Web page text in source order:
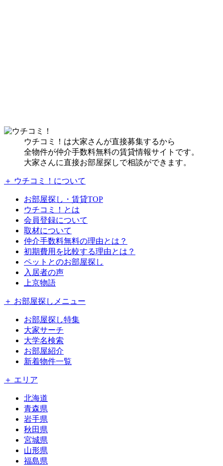
ウチコミ！は大家さんが直接募集するから
全物件が仲介手数料無料の賃貸情報サイトです。
大家さんに直接お部屋探しで相談ができます。
＋ ウチコミ！について
お部屋探し・賃貸TOP
ウチコミ！とは
会員登録について
取材について
仲介手数料無料の理由とは？
初期費用を比較する理由とは？
ペットとのお部屋探し
入居者の声
上京物語
＋ お部屋探しメニュー
お部屋探し特集
大家サーチ
大学名検索
お部屋紹介
新着物件一覧
＋ エリア
北海道
青森県
岩手県
秋田県
宮城県
山形県
福島県